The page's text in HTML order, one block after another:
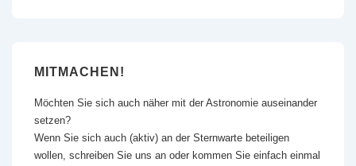
MITMACHEN!
Möchten Sie sich auch näher mit der Astronomie auseinander
setzen?
Wenn Sie sich auch (aktiv) an der Sternwarte beteiligen
wollen, schreiben Sie uns an oder kommen Sie einfach einmal